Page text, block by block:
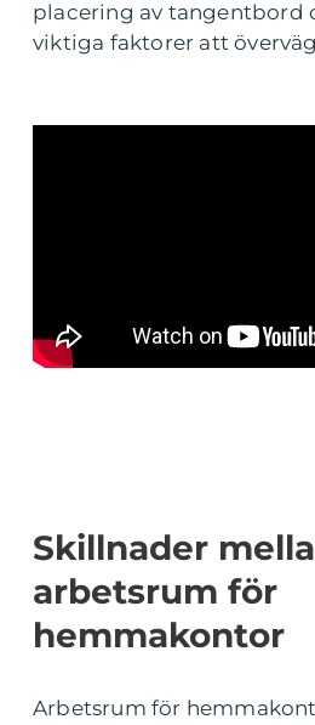
placering av tangentbord
viktiga faktorer att
Skillnader
arbetsrum för
hemmakontor
Arbetsrum för